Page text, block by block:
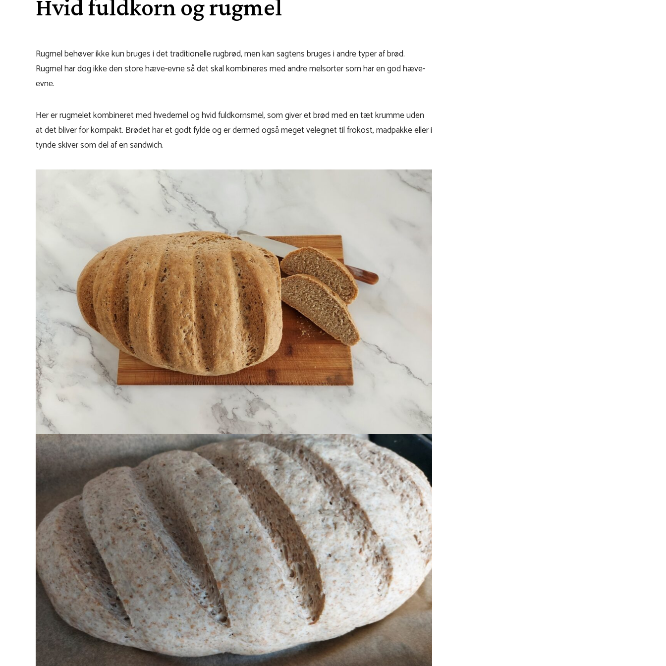
Hvid fuldkorn og rugmel
Rugmel behøver ikke kun bruges i det traditionelle rugbrød, men kan sagtens bruges i andre typer af brød.
Rugmel har dog ikke den store hæve-evne så det skal kombineres med andre melsorter som har en god hæve-
evne.
Her er rugmelet kombineret med hvedemel og hvid fuldkornsmel, som giver et brød med en tæt krumme uden
at det bliver for kompakt. Brødet har et godt fylde og er dermed også meget velegnet til frokost, madpakke eller i
tynde skiver som del af en sandwich.